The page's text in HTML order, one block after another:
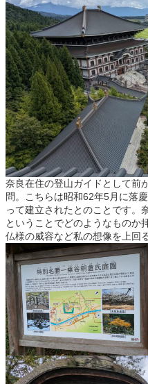
奈良在住の登山ガイドとして前
問。こちらは昭和62年5月に落
って建立されたとのことです。
ということでどのようなものか
仏様の威容など私の想像を上回